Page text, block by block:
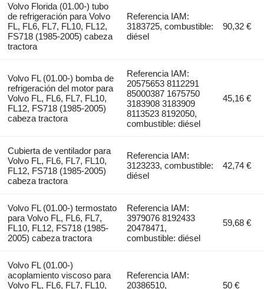
Volvo Florida (01.00-) tubo
de refrigeración para Volvo
FL, FL6, FL7, FL10, FL12,
FS718 (1985-2005) cabeza
tractora
Referencia IAM:
3183725, combustible:
diésel
90,32 €
Volvo FL (01.00-) bomba de
refrigeración del motor para
Volvo FL, FL6, FL7, FL10,
FL12, FS718 (1985-2005)
cabeza tractora
Referencia IAM:
20575653 8112291
85000387 1675750
3183908 3183909
8113523 8192050,
combustible: diésel
45,16 €
Cubierta de ventilador para
Volvo FL, FL6, FL7, FL10,
FL12, FS718 (1985-2005)
cabeza tractora
Referencia IAM:
3123233, combustible:
diésel
42,74 €
Volvo FL (01.00-) termostato
para Volvo FL, FL6, FL7,
FL10, FL12, FS718 (1985-
2005) cabeza tractora
Referencia IAM:
3979076 8192433
20478471,
combustible: diésel
59,68 €
Volvo FL (01.00-)
acoplamiento viscoso para
Volvo FL, FL6, FL7, FL10,
Referencia IAM:
20386510,
50 €